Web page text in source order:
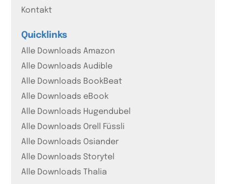
Kontakt
Quicklinks
Alle Downloads Amazon
Alle Downloads Audible
Alle Downloads BookBeat
Alle Downloads eBook
Alle Downloads Hugendubel
Alle Downloads Orell Füssli
Alle Downloads Osiander
Alle Downloads Storytel
Alle Downloads Thalia